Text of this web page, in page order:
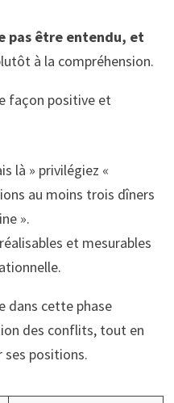
pas être entendu, et
à la compréhension.
façon positive et
là » privilégiez «
au moins trois dîners
».
et mesurables
dans cette phase
des conflits, tout en
ses positions.